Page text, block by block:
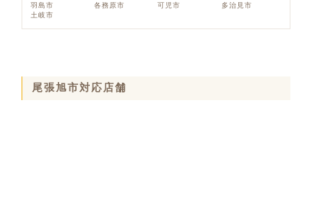
羽島市 各務原市 可児市
多治見市
土岐市
尾張旭市対応店舗